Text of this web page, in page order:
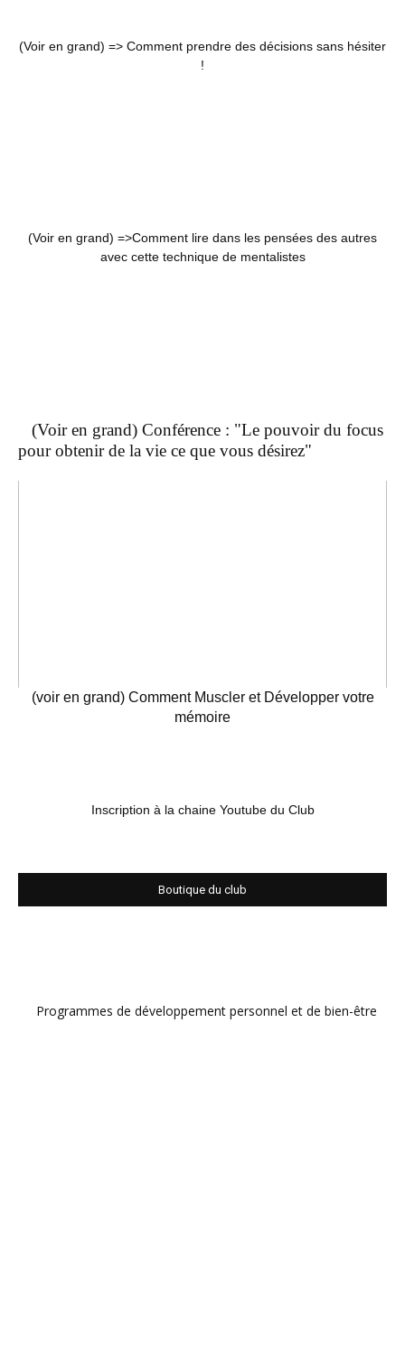
(Voir en grand) => Comment prendre des décisions sans hésiter
!
(Voir en grand) =>Comment lire dans les pensées des autres
avec cette technique de mentalistes
(Voir en grand) Conférence : "Le pouvoir du focus
pour obtenir de la vie ce que vous désirez"
(voir en grand) Comment Muscler et Développer votre
mémoire
Inscription à la chaine Youtube du Club
Boutique du club
Programmes de développement personnel et de bien-être